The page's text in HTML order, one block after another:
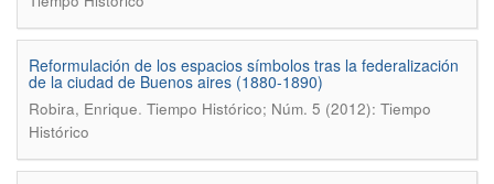
Reformulación de los espacios símbolos tras la federalización
de la ciudad de Buenos aires (1880-1890)
Robira, Enrique. Tiempo Histórico; Núm. 5 (2012): Tiempo
Histórico